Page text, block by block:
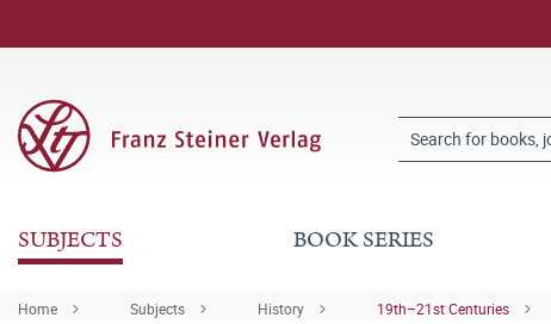
SUBJECTS BOOK SERIES
Home Subjects History 19th–21st Centuries